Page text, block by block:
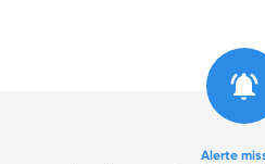
Alerte